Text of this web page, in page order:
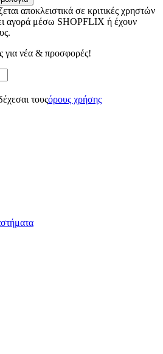
τις μετρήσεις σχετικά με
την καλύτερη εικόνα του κοινού
Επίσης, κοινοποιούμε
από μέρους σας χρήση της
μέσων κοινωνικής
ανάλυσης.
αποκλειστικά σε κριτικές χρηστών
αγορά μέσω SHOPFLIX ή έχουν
νέα & προσφορές!
τουςόρους χρήσης